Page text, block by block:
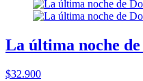
La última noche
$32.900